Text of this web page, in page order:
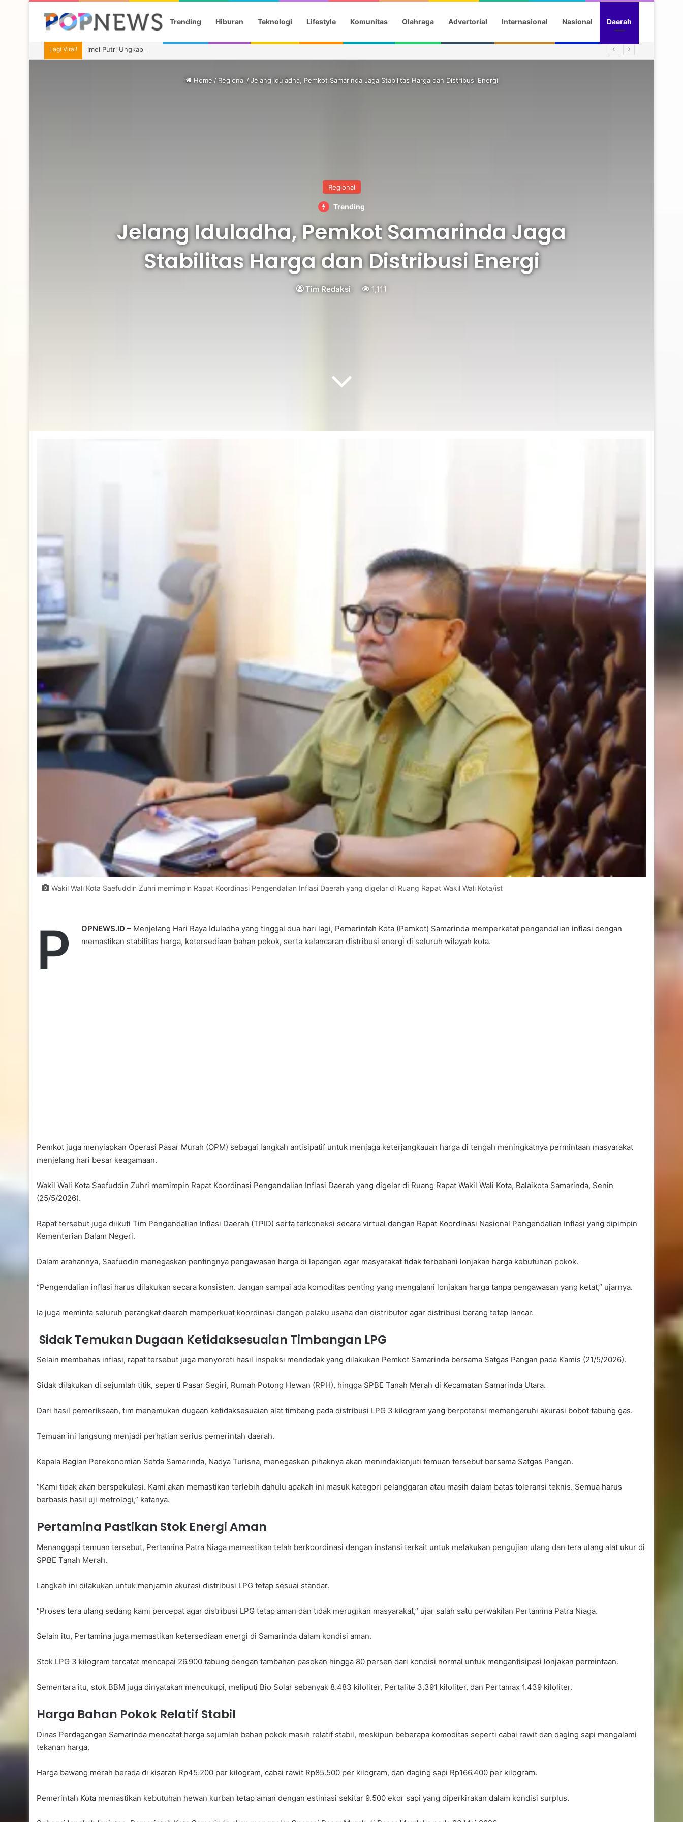
Trending Hiburan Teknologi Lifestyle Komunitas Olahraga Advertorial Internasional Nasional Daerah
Lagi Viral! Imel Putri Ungkap Momen Haru Bareng Zaskia Gotik Saat Saksikan Aqila Lulus SMP
Home / Regional / Jelang Iduladha, Pemkot Samarinda Jaga Stabilitas Harga dan Distribusi Energi
Regional
Trending
Jelang Iduladha, Pemkot Samarinda Jaga
Stabilitas Harga dan Distribusi Energi
Tim Redaksi 1,111
Wakil Wali Kota Saefuddin Zuhri memimpin Rapat Koordinasi Pengendalian Inflasi Daerah yang digelar di Ruang Rapat Wakil Wali Kota/ist
P OPNEWS.ID – Menjelang Hari Raya Iduladha yang tinggal dua hari lagi, Pemerintah Kota (Pemkot) Samarinda memperketat pengendalian inflasi dengan
memastikan stabilitas harga, ketersediaan bahan pokok, serta kelancaran distribusi energi di seluruh wilayah kota.
Pemkot juga menyiapkan Operasi Pasar Murah (OPM) sebagai langkah antisipatif untuk menjaga keterjangkauan harga di tengah meningkatnya permintaan masyarakat
menjelang hari besar keagamaan.
Wakil Wali Kota Saefuddin Zuhri memimpin Rapat Koordinasi Pengendalian Inflasi Daerah yang digelar di Ruang Rapat Wakil Wali Kota, Balaikota Samarinda, Senin
(25/5/2026).
Rapat tersebut juga diikuti Tim Pengendalian Inflasi Daerah (TPID) serta terkoneksi secara virtual dengan Rapat Koordinasi Nasional Pengendalian Inflasi yang dipimpin
Kementerian Dalam Negeri.
Dalam arahannya, Saefuddin menegaskan pentingnya pengawasan harga di lapangan agar masyarakat tidak terbebani lonjakan harga kebutuhan pokok.
“Pengendalian inflasi harus dilakukan secara konsisten. Jangan sampai ada komoditas penting yang mengalami lonjakan harga tanpa pengawasan yang ketat,” ujarnya.
Ia juga meminta seluruh perangkat daerah memperkuat koordinasi dengan pelaku usaha dan distributor agar distribusi barang tetap lancar.
Sidak Temukan Dugaan Ketidaksesuaian Timbangan LPG
Selain membahas inflasi, rapat tersebut juga menyoroti hasil inspeksi mendadak yang dilakukan Pemkot Samarinda bersama Satgas Pangan pada Kamis (21/5/2026).
Sidak dilakukan di sejumlah titik, seperti Pasar Segiri, Rumah Potong Hewan (RPH), hingga SPBE Tanah Merah di Kecamatan Samarinda Utara.
Dari hasil pemeriksaan, tim menemukan dugaan ketidaksesuaian alat timbang pada distribusi LPG 3 kilogram yang berpotensi memengaruhi akurasi bobot tabung gas.
Temuan ini langsung menjadi perhatian serius pemerintah daerah.
Kepala Bagian Perekonomian Setda Samarinda, Nadya Turisna, menegaskan pihaknya akan menindaklanjuti temuan tersebut bersama Satgas Pangan.
“Kami tidak akan berspekulasi. Kami akan memastikan terlebih dahulu apakah ini masuk kategori pelanggaran atau masih dalam batas toleransi teknis. Semua harus
berbasis hasil uji metrologi,” katanya.
Pertamina Pastikan Stok Energi Aman
Menanggapi temuan tersebut, Pertamina Patra Niaga memastikan telah berkoordinasi dengan instansi terkait untuk melakukan pengujian ulang dan tera ulang alat ukur di
SPBE Tanah Merah.
Langkah ini dilakukan untuk menjamin akurasi distribusi LPG tetap sesuai standar.
“Proses tera ulang sedang kami percepat agar distribusi LPG tetap aman dan tidak merugikan masyarakat,” ujar salah satu perwakilan Pertamina Patra Niaga.
Selain itu, Pertamina juga memastikan ketersediaan energi di Samarinda dalam kondisi aman.
Stok LPG 3 kilogram tercatat mencapai 26.900 tabung dengan tambahan pasokan hingga 80 persen dari kondisi normal untuk mengantisipasi lonjakan permintaan.
Sementara itu, stok BBM juga dinyatakan mencukupi, meliputi Bio Solar sebanyak 8.483 kiloliter, Pertalite 3.391 kiloliter, dan Pertamax 1.439 kiloliter.
Harga Bahan Pokok Relatif Stabil
Dinas Perdagangan Samarinda mencatat harga sejumlah bahan pokok masih relatif stabil, meskipun beberapa komoditas seperti cabai rawit dan daging sapi mengalami
tekanan harga.
Harga bawang merah berada di kisaran Rp45.200 per kilogram, cabai rawit Rp85.500 per kilogram, dan daging sapi Rp166.400 per kilogram.
Pemerintah Kota memastikan kebutuhan hewan kurban tetap aman dengan estimasi sekitar 9.500 ekor sapi yang diperkirakan dalam kondisi surplus.
Daerah, Pemkot Samarinda
Varia Niaga Cetak Laba Rp3,62
Efisiensi
Hadapi El Nino, Saefuddin Zuhri
Tekankan Kolaborasi Cegah
Karhutla